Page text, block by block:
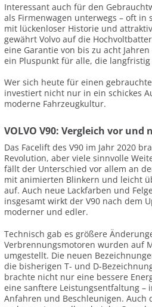
Interessant auch für den
als Firmenwagen unterwegs – oft in
mit lückenloser Historie und
gewährt Volvo auf die
eine Garantie von bis zu acht
ein Pluspunkt für alle, die
Wer sich heute für einen
investiert nicht nur in ein schickes
moderne Fahrzeugkultur.
VOLVO V90: Vergleich vor und
Das Facelift des V90 im Jahr 2020
Revolution, aber viele sinnvolle
fällt der Unterschied vor allem an
mit animierten Blinkern und leicht
auf. Auch neue Lackfarben und
insgesamt wirkt der V90 nach dem
moderner und edler.
Technisch gab es größere
Verbrennungsmotoren wurden auf
umgestellt. Die neuen
die bisherigen T- und D-
brachte nicht nur eine bessere
eine sanftere Leistungsentfaltung –
Anfahren und Beschleunigen. Auch